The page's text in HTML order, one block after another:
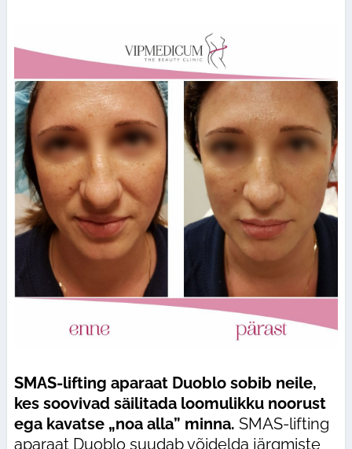
SMAS-lifting aparaat Duoblo sobib neile,
kes soovivad säilitada loomulikku noorust
ega kavatse „noa alla” minna. SMAS-lifting
aparaat Duoblo suudab võidelda järgmiste